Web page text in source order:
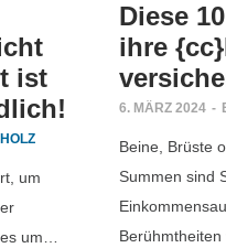
ist
um
es um…
Diese
ihre
6. MÄRZ 2024 -
Beine, Brüste
Summen sind